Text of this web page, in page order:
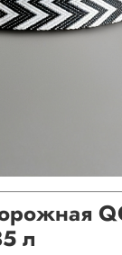
л